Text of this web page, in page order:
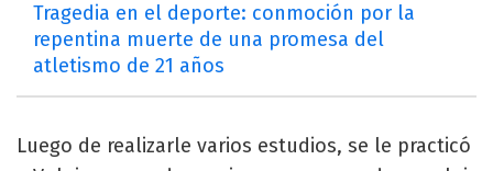
Tragedia en el deporte: conmoción por la
repentina muerte de una promesa del
atletismo de 21 años
Luego de realizarle varios estudios, se le practicó